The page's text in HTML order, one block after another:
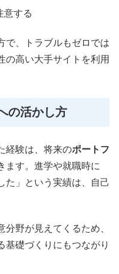
意する
で、トラブルもゼロでは
の高い大手サイトを利用
の活かし方
経験は、将来のポートフ
ます。進学や就職時に
た」という実績は、自己
野が見えてくるため、
基礎づくりにもつながり